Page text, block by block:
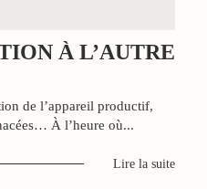
À L’AUTRE
de l’appareil productif,
À l’heure où...
Lire la suite